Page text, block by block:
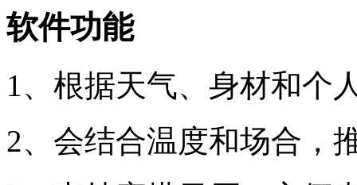
软件功能
1、根据天气、身材和个
2、会结合温度和场合，